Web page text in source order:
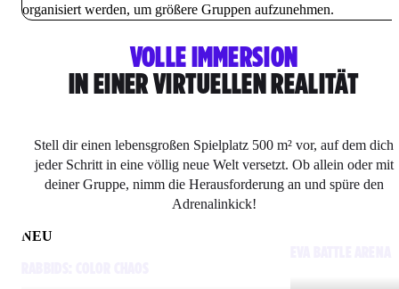
organisiert werden, um größere Gruppen aufzunehmen.
VOLLE IMMERSION
IN EINER VIRTUELLEN REALITÄT
Stell dir einen lebensgroßen Spielplatz 500 m² vor, auf dem dich
jeder Schritt in eine völlig neue Welt versetzt. Ob allein oder mit
deiner Gruppe, nimm die Herausforderung an und spüre den
Adrenalinkick!
NEU